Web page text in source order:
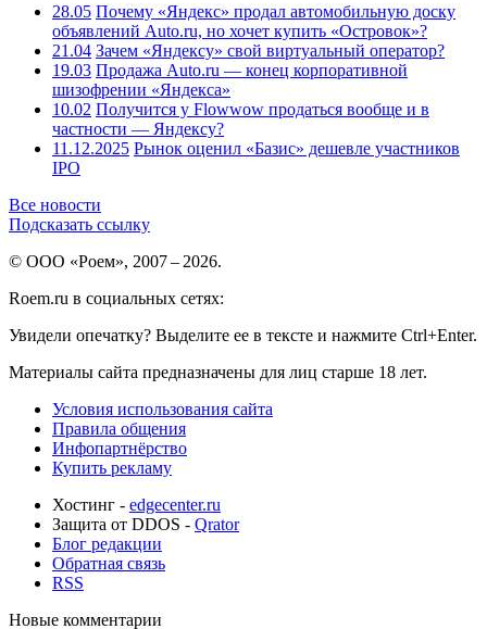
28.05 Почему «Яндекс» продал автомобильную доску
объявлений Auto.ru, но хочет купить «Островок»?
21.04 Зачем «Яндексу» свой виртуальный оператор?
19.03 Продажа Auto.ru — конец корпоративной
шизофрении «Яндекса»
10.02 Получится у Flowwow продаться вообще и в
частности — Яндексу?
11.12.2025 Рынок оценил «Базис» дешевле участников
IPO
Все новости
Подсказать ссылку
© ООО «Роем», 2007 – 2026.
Roem.ru в социальных сетях:
Увидели опечатку? Выделите ее в тексте и нажмите Ctrl+Enter.
Материалы сайта предназначены для лиц старше 18 лет.
Условия использования сайта
Правила общения
Инфопартнёрство
Купить рекламу
Хостинг - edgecenter.ru
Защита от DDOS - Qrator
Блог редакции
Обратная связь
RSS
Новые комментарии